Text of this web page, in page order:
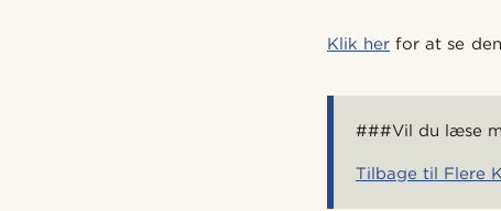
Klik her for at se
###Vil du læse
Tilbage til Flere